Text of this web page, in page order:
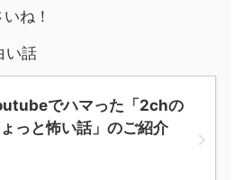
ね！
い話
でハマった「2chの
っと怖い話」のご紹介